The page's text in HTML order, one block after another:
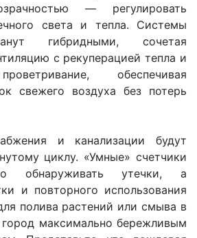
— регулировать
света и тепла. Системы
гибридными, сочетая
с рекуперацией тепла и
обеспечивая
свежего воздуха без потерь
и канализации будут
циклу. «Умные» счетчики
обнаруживать утечки, а
и повторного использования
полива растений или смыва в
максимально бережливым